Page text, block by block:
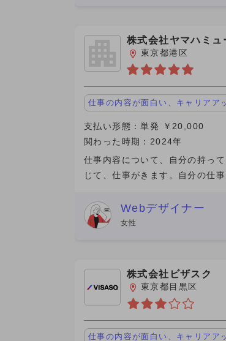
株式会社ヤマハミュ
パン東京都港区
仕事の内容が面白い、キャリアア
支払い形態：単発 ￥20,000
関わった時期：2024年
仕事内容について、自分の持っ
じて、仕事がきます。自分の仕事
指示された場所に一人で行き、仕
で帰ってきて、報告書を
Webデザイナー
女性
株式会社ビザスク
東京都目黒区
仕事の内容が面白い、キャリアア